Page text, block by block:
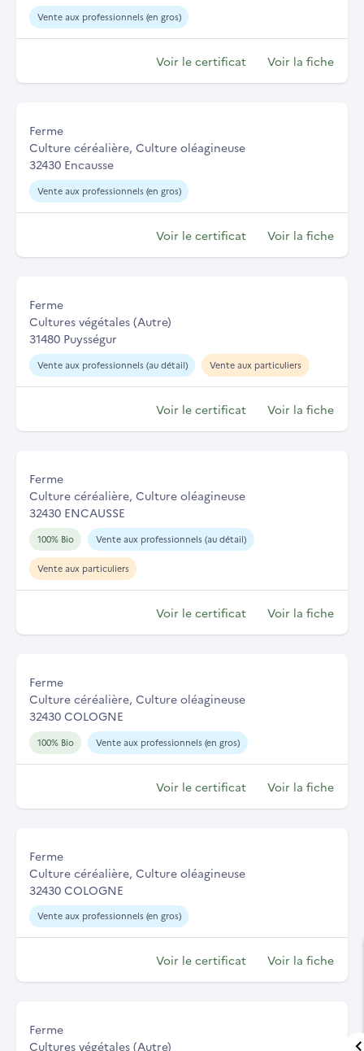
Vente aux professionnels (en gros)
Voir le certificat Voir la fiche
Ferme
Culture céréalière, Culture oléagineuse
32430 Encausse
Vente aux professionnels (en gros)
Voir le certificat Voir la fiche
Ferme
Cultures végétales (Autre)
31480 Puysségur
Vente aux professionnels (au détail) Vente aux particuliers
Voir le certificat Voir la fiche
Ferme
Culture céréalière, Culture oléagineuse
32430 ENCAUSSE
100% Bio Vente aux professionnels (au détail)
Vente aux particuliers
Voir le certificat Voir la fiche
Ferme
Culture céréalière, Culture oléagineuse
32430 COLOGNE
100% Bio Vente aux professionnels (en gros)
Voir le certificat Voir la fiche
Ferme
Culture céréalière, Culture oléagineuse
32430 COLOGNE
Vente aux professionnels (en gros)
Voir le certificat Voir la fiche
Ferme
Cultures végétales (Autre)